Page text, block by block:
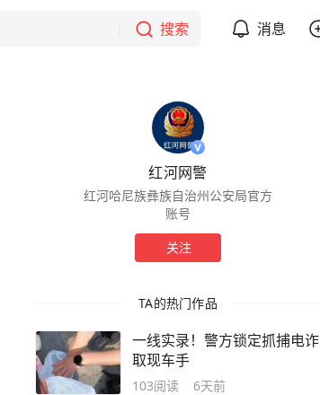
搜索 消息
红河网警
红河哈尼族彝族自治州公安局官方
账号
关注
TA的热门作品
一线实录！警方锁定抓捕电诈
取现车手
103阅读 6天前